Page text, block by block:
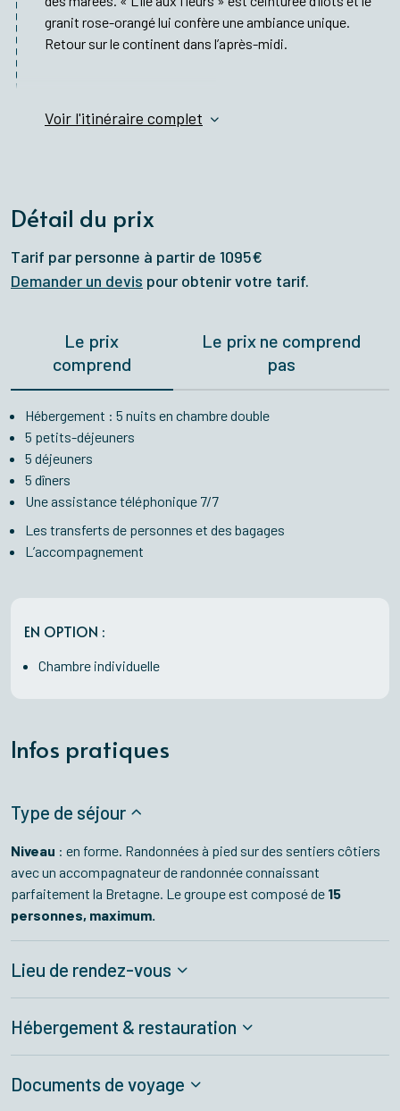
granit rose-orangé lui confère une ambiance unique.
Retour sur le continent dans l’après-midi.
Voir l'itinéraire complet
Détail du prix
Tarif par personne à partir de 1095€
Demander un devis pour obtenir votre tarif.
Le prix
comprend
Le prix ne comprend
pas
Hébergement : 5 nuits en chambre double
5 petits-déjeuners
5 déjeuners
5 dîners
Une assistance téléphonique 7/7
Les transferts de personnes et des bagages
L’accompagnement
EN OPTION :
Chambre individuelle
Infos pratiques
Type de séjour
Niveau : en forme. Randonnées à pied sur des sentiers côtiers
avec un accompagnateur de randonnée connaissant
parfaitement la Bretagne. Le groupe est composé de 15
personnes, maximum.
Lieu de rendez-vous
Hébergement & restauration
Documents de voyage